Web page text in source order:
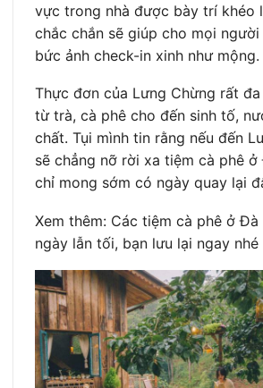
vực trong nhà được bày trí khéo
chắc chắn sẽ giúp cho mọi
bức ảnh check-in xinh như mộng.
Thực đơn của Lưng Chừng rất
từ trà, cà phê cho đến sinh tố,
chất. Tụi mình tin rằng nếu đến
sẽ chẳng nỡ rời xa tiệm cà phê
chỉ mong sớm có ngày quay lại
Xem thêm: Các tiệm cà phê ở Đà
ngày lẫn tối, bạn lưu lại ngay nhé